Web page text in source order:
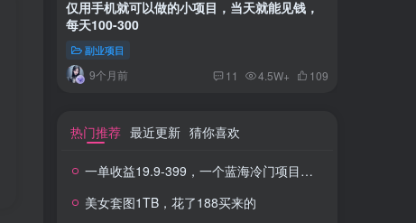
仅用手机就可以做的小项目，当天就能见钱，
每天100-300
副业项目
9个月前 11 4.5W+ 109
热门推荐 最近更新 猜你喜欢
一单收益19.9-399，一个蓝海冷门项目，在小红书上卖人事虚拟资料
美女套图1TB，花了188买来的